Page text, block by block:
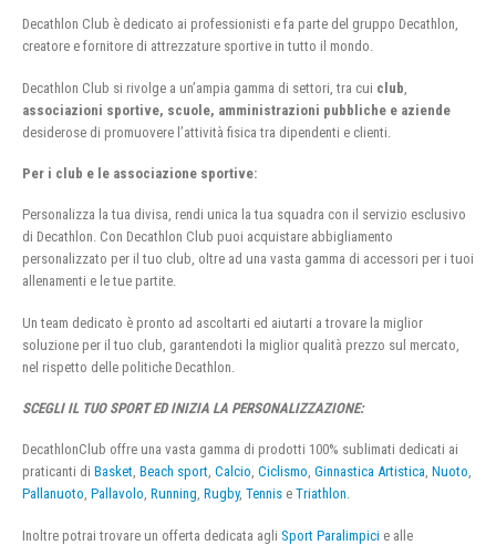
Decathlon Club è dedicato ai professionisti e fa parte del gruppo Decathlon,
creatore e fornitore di attrezzature sportive in tutto il mondo.
Decathlon Club si rivolge a un’ampia gamma di settori, tra cui club
associazioni sportive, scuole, amministrazioni pubbliche e aziende
desiderose di promuovere l’attività fisica tra dipendenti e clienti.
Per i club e le associazione sportive:
Personalizza la tua divisa, rendi unica la tua squadra con il servizio esclusivo
di Decathlon. Con Decathlon Club puoi acquistare abbigliamento
personalizzato per il tuo club, oltre ad una vasta gamma di accessori per i tuoi
allenamenti e le tue partite.
Un team dedicato è pronto ad ascoltarti ed aiutarti a trovare la miglior
soluzione per il tuo club, garantendoti la miglior qualità prezzo sul mercato,
nel rispetto delle politiche Decathlon.
SCEGLI IL TUO SPORT ED INIZIA LA PERSONALIZZAZIONE:
DecathlonClub offre una vasta gamma di prodotti 100% sublimati dedicati ai
praticanti di Basket, Beach sport, Calcio, Ciclismo, Ginnastica Artistica, Nuoto,
Pallanuoto, Pallavolo, Running, Rugby, Tennis e Triathlon.
Inoltre potrai trovare un offerta dedicata agli Sport Paralimpici e alle